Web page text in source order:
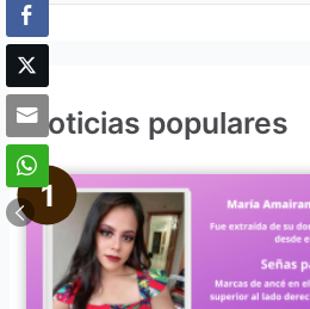
u
s
c
a
r
p
o
Noticias populares